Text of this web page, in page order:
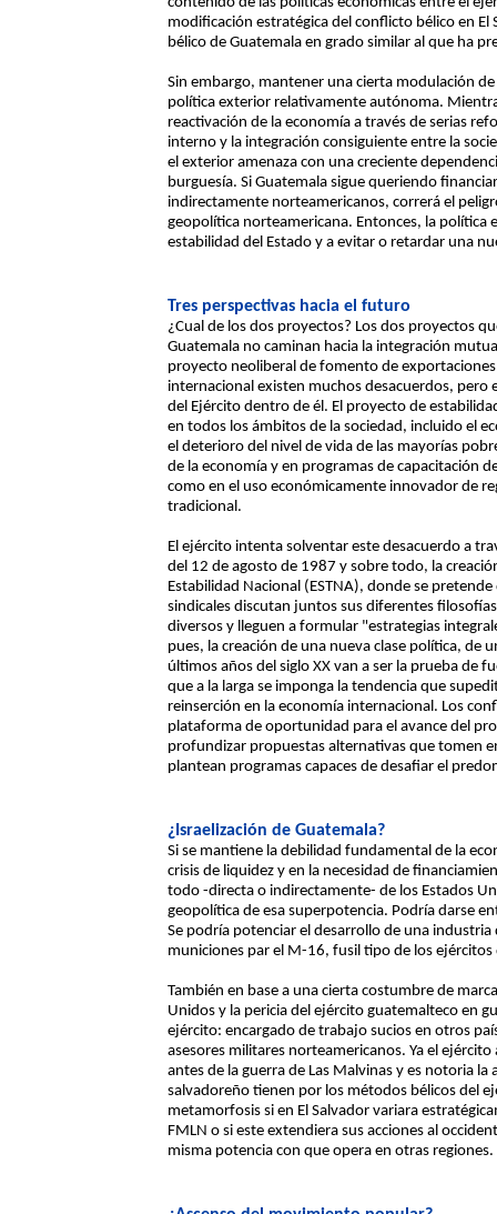
modificación estratégica del conflicto bélico en
bélico de Guatemala en grado similar al que ha
Sin embargo, mantener una cierta modulación
política exterior relativamente autónoma.
reactivación de la economía a través de serias
interno y la integración consiguiente entre la
el exterior amenaza con una creciente
burguesía. Si Guatemala sigue queriendo
indirectamente norteamericanos, correrá el
geopolítica norteamericana. Entonces, la
estabilidad del Estado y a evitar o retardar una
Tres perspectivas hacia el futuro
¿Cual de los dos proyectos? Los dos proyectos
Guatemala no caminan hacia la integración
proyecto neoliberal de fomento de
internacional existen muchos desacuerdos, pero
del Ejército dentro de él. El proyecto de
en todos los ámbitos de la sociedad, incluido el
el deterioro del nivel de vida de las mayorías
de la economía y en programas de capacitación
como en el uso económicamente innovador de
tradicional.
El ejército intenta solventar este desacuerdo a
del 12 de agosto de 1987 y sobre todo, la
Estabilidad Nacional (ESTNA), donde se
sindicales discutan juntos sus diferentes
diversos y lleguen a formular "estrategias
pues, la creación de una nueva clase política,
últimos años del siglo XX van a ser la prueba de
que a la larga se imponga la tendencia que
reinserción en la economía internacional. Los
plataforma de oportunidad para el avance del
profundizar propuestas alternativas que tomen
plantean programas capaces de desafiar el
¿Israelización de Guatemala?
Si se mantiene la debilidad fundamental de la
crisis de liquidez y en la necesidad de
todo -directa o indirectamente- de los Estados
geopolítica de esa superpotencia. Podría darse
Se podría potenciar el desarrollo de una
municiones par el M-16, fusil tipo de los ejércitos
También en base a una cierta costumbre de
Unidos y la pericia del ejército guatemalteco en
ejército: encargado de trabajo sucios en otros
asesores militares norteamericanos. Ya el
antes de la guerra de Las Malvinas y es notoria
salvadoreño tienen por los métodos bélicos del
metamorfosis si en El Salvador variara
FMLN o si este extendiera sus acciones al
misma potencia con que opera en otras regiones.